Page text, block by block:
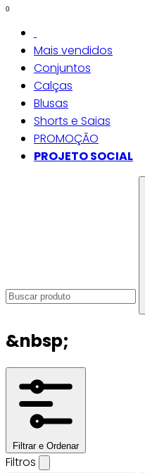
0
Mais vendidos
Conjuntos
Calças
Blusas
Shorts e Saias
PROMOÇÃO
PROJETO SOCIAL
&nbsp;
Filtrar e Ordenar
Filtros